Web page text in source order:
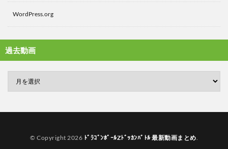
WordPress.org
過去動画
© Copyright 2026 ﾄﾞﾗｺﾞﾝﾎﾞｰﾙZﾄﾞｯｶﾝﾊﾞﾄﾙ 最新動画まとめ